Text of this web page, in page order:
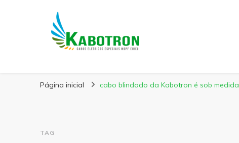
Kabotron
Página inicial cabo blindado da Kabotron é sob medida
TAG